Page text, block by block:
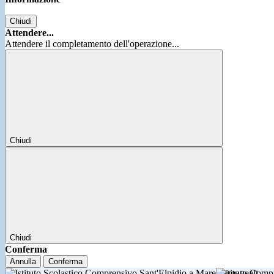
Chiudi
Attendere...
Attendere il completamento dell'operazione...
Chiudi
Chiudi
Conferma
Annulla Conferma